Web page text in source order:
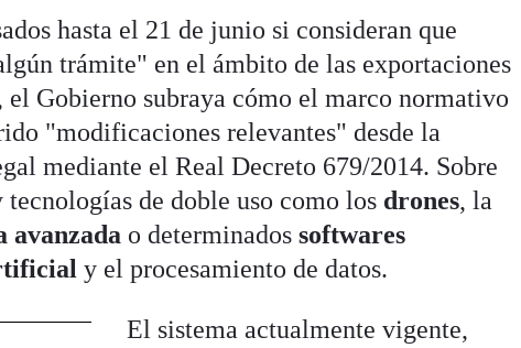
hasta el 21 de junio si consideran que
trámite" en el ámbito de las exportaciones
Gobierno subraya cómo el marco normativo
"modificaciones relevantes" desde la
mediante el Real Decreto 679/2014. Sobre
de doble uso como los drones, la
avanzada o determinadossoftwares
y el procesamiento de datos.
El sistema actualmente vigente,